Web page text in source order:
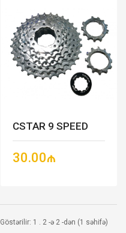
CSTAR 9 SPEED
30.00₼
Göstərilir: 1 . 2 -ə 2 -dən (1 səhifə)